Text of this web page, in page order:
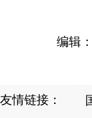
编辑
友情链接：